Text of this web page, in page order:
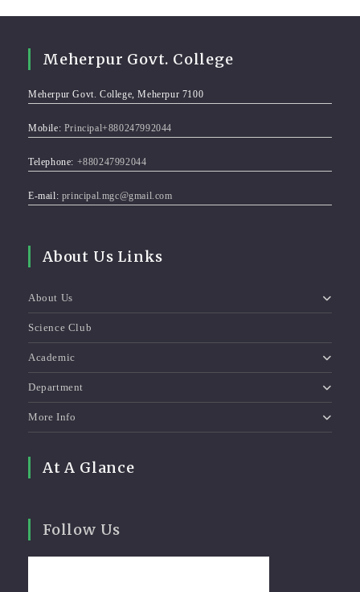
Meherpur Govt. College
Meherpur Govt. College, Meherpur 7100
Mobile: Principal+880247992044
Telephone: +880247992044
E-mail: principal.mgc@gmail.com
About Us Links
About Us
Science Club
Academic
Department
More Info
At A Glance
Follow Us